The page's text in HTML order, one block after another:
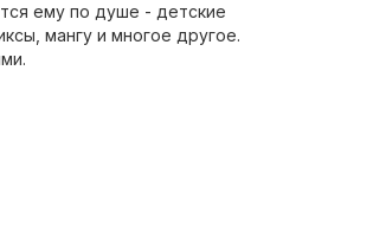
ему по душе - детские
мангу и многое другое.